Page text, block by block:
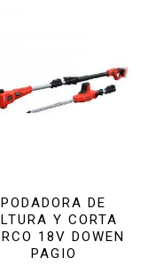
PODADORA DE
Y CORTA
18V DOWEN
PAGIO